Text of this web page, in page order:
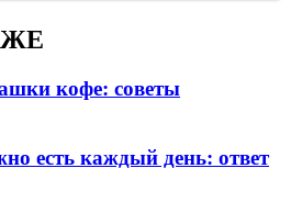
кофе: советы
есть каждый день: ответ